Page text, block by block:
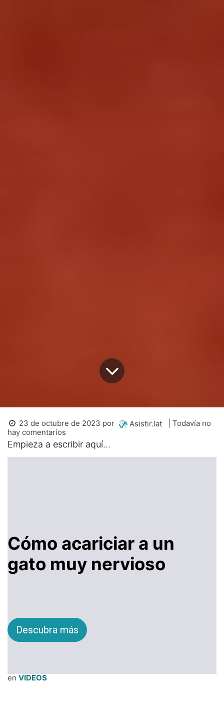
23 de octubre de 2023 por Asistir.lat
| Todavía no
hay comentarios
Empieza a escribir aquí...
Cómo acariciar a un
gato muy nervioso
Descubra más
en VIDEOS